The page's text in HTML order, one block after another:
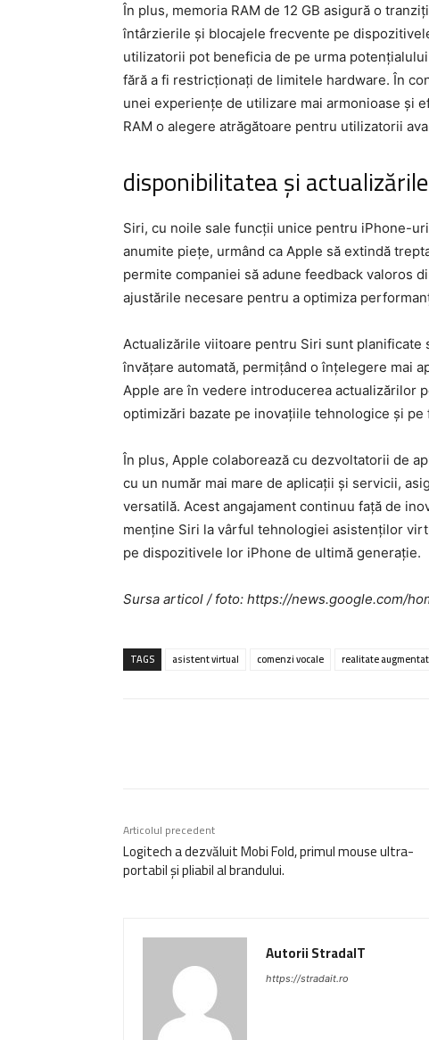
În plus, memoria RAM de 12 GB asigură o
întârzierile și blocajele frecvente pe
utilizatorii pot beneficia de pe urma
fără a fi restricționați de limitele hardware. În
unei experiențe de utilizare mai armonioase și
RAM o alegere atrăgătoare pentru utilizatorii
disponibilitatea și
Siri, cu noile sale funcții unice pentru iPhone-
anumite piețe, urmând ca Apple să extindă
permite companiei să adune feedback valoros
ajustările necesare pentru a optimiza
Actualizările viitoare pentru Siri sunt
învățare automată, permițând o înțelegere mai
Apple are în vedere introducerea actualizărilor
optimizări bazate pe inovațiile tehnologice și
În plus, Apple colaborează cu dezvoltatorii de
cu un număr mai mare de aplicații și servicii,
versatilă. Acest angajament continuu față de
menține Siri la vârful tehnologiei asistenților
pe dispozitivele lor iPhone de ultimă generație.
Sursa articol / foto: https://news.google.com/
TAGS asistent virtual comenzi vocale realitate
Articolul precedent
Logitech a dezvăluit Mobi Fold, primul mouse ultra-
portabil și pliabil al brandului.
Autorii StradaIT
https://stradait.ro